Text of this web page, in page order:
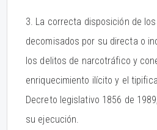
3. La correcta disposición de
decomisados por su directa o
los delitos de narcotráfico y
enriquecimiento ilícito y el
Decreto legislativo 1856 de
su ejecución.